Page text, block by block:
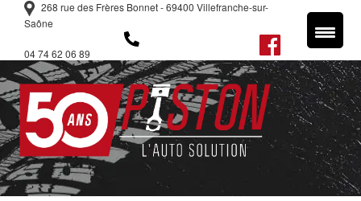
268 rue des Frères Bonnet - 69400 Villefranche-sur-
Saône
04 74 62 06 89